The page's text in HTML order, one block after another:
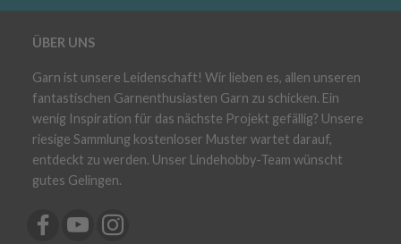
ÜBER UNS
Garn ist unsere Leidenschaft! Wir lieben es, allen unseren
fantastischen Garnenthusiasten Garn zu schicken. Ein
wenig Inspiration für das nächste Projekt gefällig? Unsere
riesige Sammlung kostenloser Muster wartet darauf,
entdeckt zu werden. Unser Lindehobby-Team wünscht
gutes Gelingen.